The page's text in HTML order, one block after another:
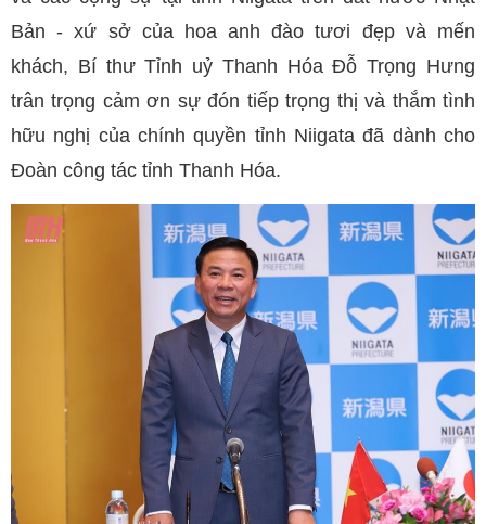
Bản - xứ sở của hoa anh đào tươi đẹp và mến
khách, Bí thư Tỉnh uỷ Thanh Hóa Đỗ Trọng Hưng
trân trọng cảm ơn sự đón tiếp trọng thị và thắm tình
hữu nghị của chính quyền tỉnh Niigata đã dành cho
Đoàn công tác tỉnh Thanh Hóa.